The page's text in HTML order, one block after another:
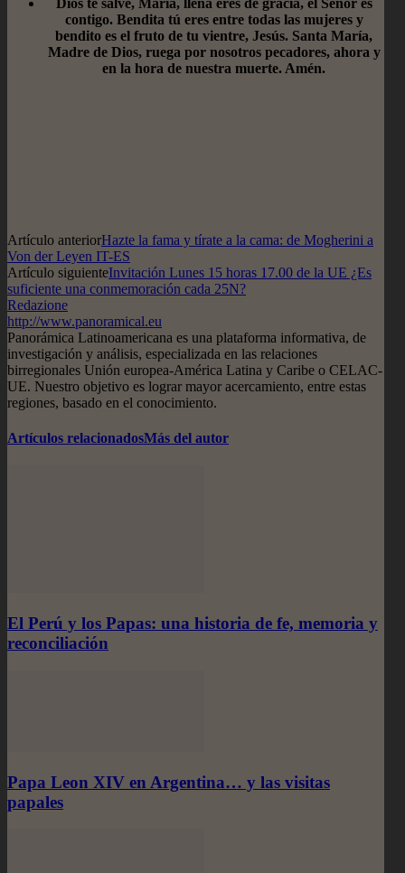
contigo. Bendita tú eres entre todas las mujeres y
bendito es el fruto de tu vientre, Jesús. Santa María,
Madre de Dios, ruega por nosotros pecadores, ahora y
en la hora de nuestra muerte. Amén.
Artículo anteriorHazte la fama y tírate a la cama: de Mogherini a
Von der Leyen IT-ES
Artículo siguienteInvitación Lunes 15 horas 17.00 de la UE ¿Es
suficiente una conmemoración cada 25N?
Redazione
http://www.panoramical.eu
Panorámica Latinoamericana es una plataforma informativa, de
investigación y análisis, especializada en las relaciones
birregionales Unión europea-América Latina y Caribe o CELAC-
UE. Nuestro objetivo es lograr mayor acercamiento, entre estas
regiones, basado en el conocimiento.
Artículos relacionadosMás del autor
El Perú y los Papas: una historia de fe, memoria y
reconciliación
Papa Leon XIV en Argentina… y las visitas
papales